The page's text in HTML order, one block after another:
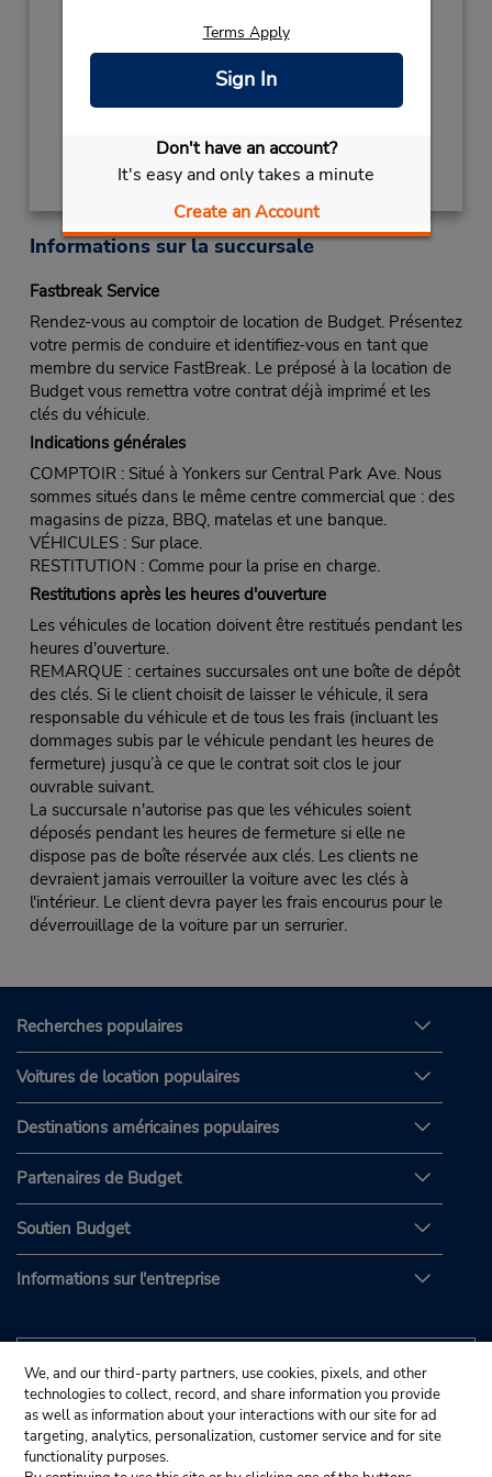
Terms Apply
Sign In
Don't have an account?
It's easy and only takes a minute
Create an Account
December 25 closed
Succursale avec boîte de dépôt des clés
Obtenir un itinéraire
Informations sur la succursale
Fastbreak Service
Rendez-vous au comptoir de location de Budget. Présentez
votre permis de conduire et identifiez-vous en tant que
membre du service FastBreak. Le préposé à la location de
Budget vous remettra votre contrat déjà imprimé et les
clés du véhicule.
Indications générales
COMPTOIR : Situé à Yonkers sur Central Park Ave. Nous
sommes situés dans le même centre commercial que : des
magasins de pizza, BBQ, matelas et une banque.
VÉHICULES : Sur place.
RESTITUTION : Comme pour la prise en charge.
Restitutions après les heures d'ouverture
Les véhicules de location doivent être restitués pendant les
heures d'ouverture.
REMARQUE : certaines succursales ont une boîte de dépôt
des clés. Si le client choisit de laisser le véhicule, il sera
responsable du véhicule et de tous les frais (incluant les
dommages subis par le véhicule pendant les heures de
fermeture) jusqu’à ce que le contrat soit clos le jour
ouvrable suivant.
La succursale n'autorise pas que les véhicules soient
déposés pendant les heures de fermeture si elle ne
dispose pas de boîte réservée aux clés. Les clients ne
devraient jamais verrouiller la voiture avec les clés à
l'intérieur. Le client devra payer les frais encourus pour le
déverrouillage de la voiture par un serrurier.
Recherches populaires
Voitures de location populaires
Destinations américaines populaires
Partenaires de Budget
Soutien Budget
Informations sur l'entreprise
We, and our third-party partners, use cookies, pixels, and other
technologies to collect, record, and share information you provide
as well as information about your interactions with our site for ad
targeting, analytics, personalization, customer service and for site
functionality purposes.